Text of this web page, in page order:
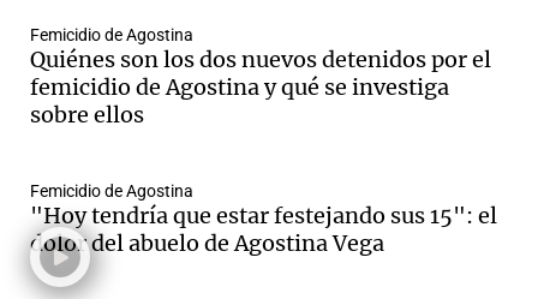
Femicidio de Agostina
Quiénes son los dos nuevos detenidos por el
femicidio de Agostina y qué se investiga
sobre ellos
Femicidio de Agostina
"Hoy tendría que estar festejando sus 15": el
dolor del abuelo de Agostina Vega